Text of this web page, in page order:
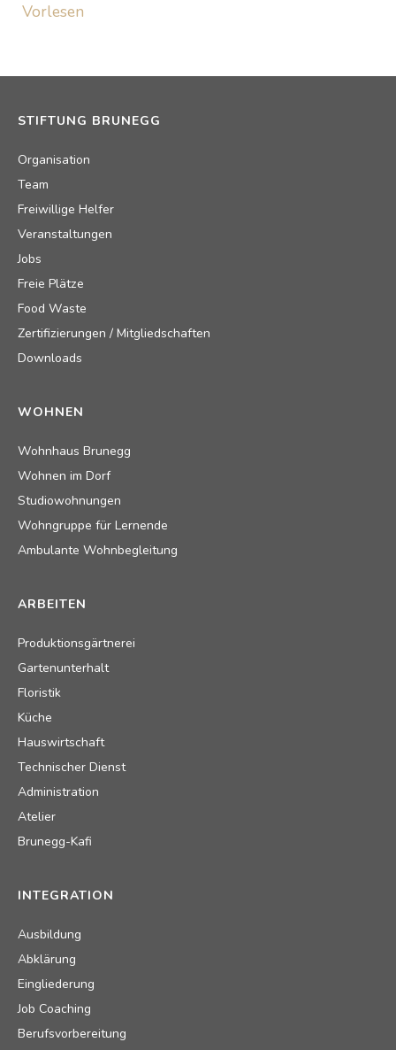
Vorlesen
STIFTUNG BRUNEGG
Organisation
Team
Freiwillige Helfer
Veranstaltungen
Jobs
Freie Plätze
Food Waste
Zertifizierungen / Mitgliedschaften
Downloads
WOHNEN
Wohnhaus Brunegg
Wohnen im Dorf
Studiowohnungen
Wohngruppe für Lernende
Ambulante Wohnbegleitung
ARBEITEN
Produktionsgärtnerei
Gartenunterhalt
Floristik
Küche
Hauswirtschaft
Technischer Dienst
Administration
Atelier
Brunegg-Kafi
INTEGRATION
Ausbildung
Abklärung
Eingliederung
Job Coaching
Berufsvorbereitung